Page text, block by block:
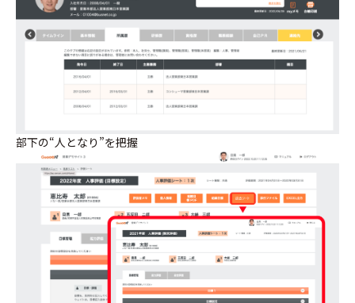
部下の“人となり”を把握